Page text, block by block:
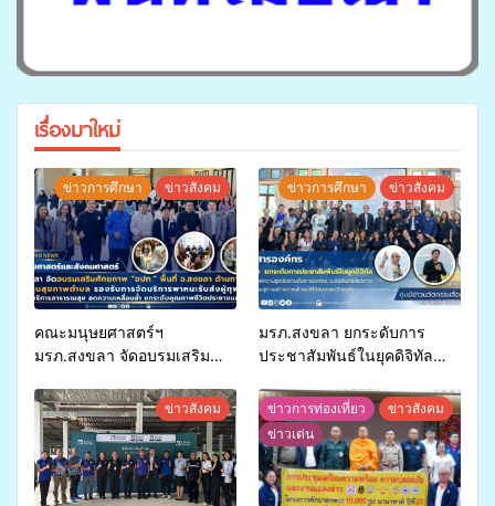
เรื่องมาใหม่
ข่าวการศึกษา ข่าวสังคม
คณะมนุษยศาสตร์ฯ
มรภ.สงขลา จัดอบรมเสริม
จ่ายงบกองทุนสุขภาพตำบล
รองรับการจัดบริการพาหนะรับ
ส่งผู้ทุพพลภาพเพื่อเข้ารับ
บริการสาธารณสุข ลดความ
เหลื่อมล้ำ ยกระดับคุณภาพ
ข่าวการศึกษา ข่าวสังคม
มรภ.สงขลา ยกระดับการ
ประชาสัมพันธ์ในยุคดิจิทัล
ข่ายสื่อสารองค์กร ระดมสมอง
วางแนวทางการทำงาน ปูทาง
สู่การสร้างภาพลักษณ์ที่ดีของ
มหาวิทยาลัย
ข่าวสังคม ข่าวการท่องเที่ยว
ข่าวสังคม
ข่าวเด่น